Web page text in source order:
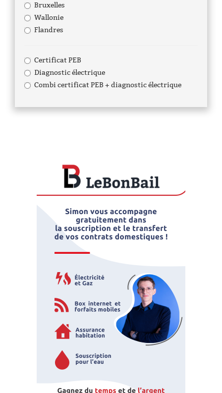
Bruxelles
Wallonie
Flandres
Certificat PEB
Diagnostic électrique
Combi certificat PEB + diagnostic électrique